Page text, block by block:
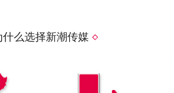
什么选择新潮传媒